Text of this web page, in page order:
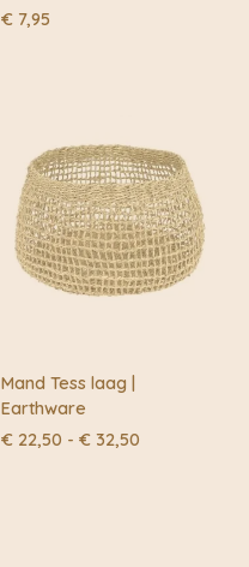
€ 7,95
Mand Tess laag |
Earthware
€ 22,50 - € 32,50